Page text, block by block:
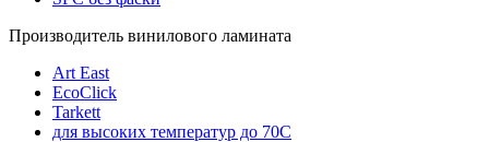
Производитель винилового ламината
Art East
EcoClick
Tarkett
для высоких температур до 70С